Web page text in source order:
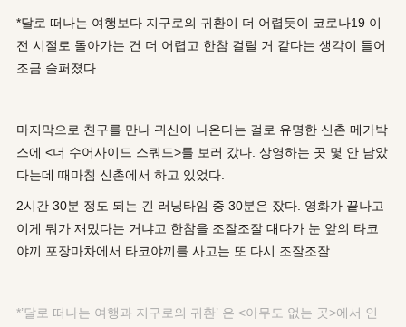
*달로 떠나는 여행보다 지구로의 귀환이 더 어렵듯이 코로나19 이
전 시절로 돌아가는 건 더 어렵고 한참 걸릴 거 같다는 생각이 들어
조금 슬퍼졌다.
마지막으로 친구를 만나 귀신이 나온다는 걸로 유명한 신촌 메가박
스에 <더 수어사이드 스쿼드>를 보러 갔다. 상영하는 곳 몇 안 남았
다는데 때마침 신촌에서 하고 있었다.
2시간 30분 정도 되는 긴 러닝타임 중 30분은 잤다. 영화가 끝나고
이게 뭐가 재밌다는 거냐고 한참을 조잘조잘 대다가 눈 앞의 타코
야끼 포장마차에서 타코야끼를 사고는 또 다시 조잘조잘
*’달로 떠나는 여행과 지구로의 귀환’ 은 <아무도 없는 곳>에서 인